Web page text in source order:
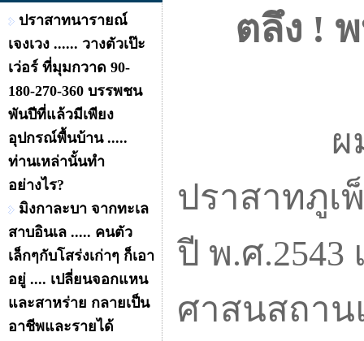
ปราสาทนารายณ์
เจงเวง ...... วางตัวเป๊ะ
เว่อร์ ที่มุมกวาด 90-
180-270-360 บรรพชน
พันปีที่แล้วมีเพียง
อุปกรณ์พื้นบ้าน .....
ท่านเหล่านั้นทำ
อย่างไร?
มิงกาละบา จากทะเล
สาบอินเล ..... คนตัว
เล็กๆกับโสร่งเก่าๆ ก็เอา
อยู่ .... เปลี่ยนจอกแหน
และสาหร่าย กลายเป็น
อาชีพและรายได้
ตลึง !
ผ
ปราสาทภูเ
ปี พ.ศ
ศาสนสถาน